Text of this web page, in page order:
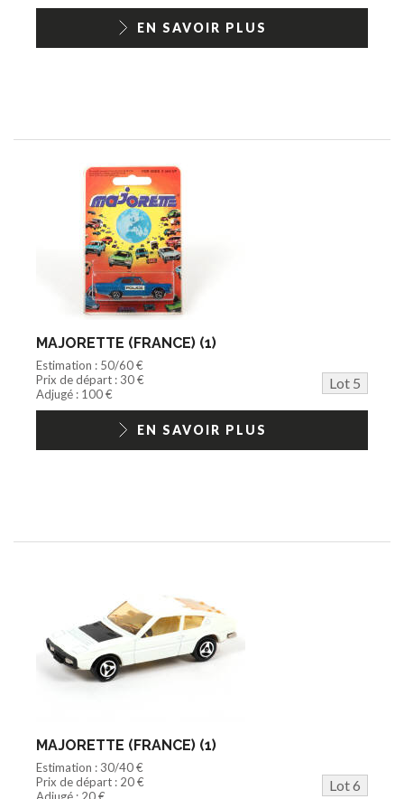
EN SAVOIR PLUS
MAJORETTE (FRANCE) (1)
Estimation : 50/60 €
Prix de départ : 30 €
Lot 5
Adjugé : 100 €
EN SAVOIR PLUS
MAJORETTE (FRANCE) (1)
Estimation : 30/40 €
Prix de départ : 20 €
Lot 6
Adjugé : 20 €